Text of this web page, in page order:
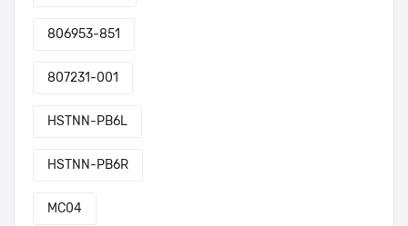
806953-851
807231-001
HSTNN-PB6L
HSTNN-PB6R
MC04